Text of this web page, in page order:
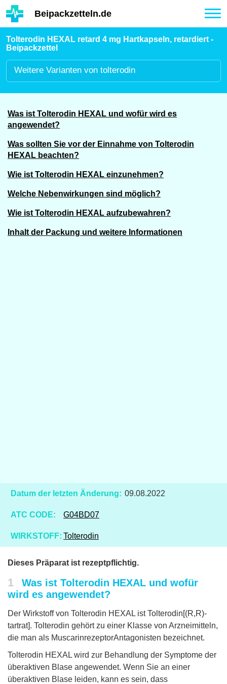
Hauptinhalt
Beipackzetteln.de
Tolterodin HEXAL retard 4 mg Hartkapseln, retardiert -
Beipackzettel
Weitere Varianten von tolterodin
Was ist Tolterodin HEXAL und wofür wird es
angewendet?
Was sollten Sie vor der Einnahme von Tolterodin
HEXAL beachten?
Wie ist Tolterodin HEXAL einzunehmen?
Welche Nebenwirkungen sind möglich?
Wie ist Tolterodin HEXAL aufzubewahren?
Inhalt der Packung und weitere Informationen
Datum der letzten Änderung: 09.08.2022
ATC CODE: G04BD07
WIRKSTOFF: Tolterodin
Dieses Präparat ist rezeptpflichtig.
1
Was ist Tolterodin HEXAL und wofür
wird es angewendet?
Der Wirkstoff von Tolterodin HEXAL ist Tolterodin[(R,R)-
tartrat]. Tolterodin gehört zu einer Klasse von Arzneimitteln,
die man als MuscarinrezeptorAntagonisten bezeichnet.
Tolterodin HEXAL wird zur Behandlung der Symptome der
überaktiven Blase angewendet. Wenn Sie an einer
überaktiven Blase leiden, kann es sein, dass